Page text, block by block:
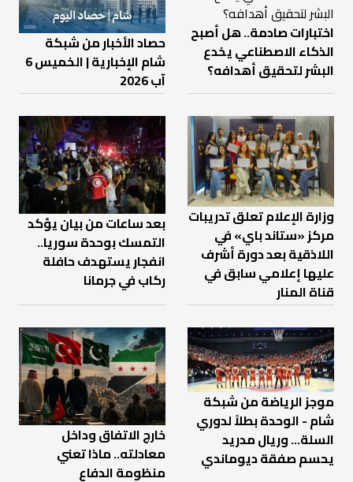
اختبارات صادمة.. هل أصبح
الذكاء الاصطناعي يخدع
البشر لتحقيق أهدافه؟
حصاد الأخبار من شبكة
شام الإخبارية | الخميس 6
آب 2026
وزارة الإعلام تعلق تدريبات
مركز «ستاند باي» في
اللاذقية بعد دورة أشرف
عليها إعلامي سابق في
قناة المنار
بعد ساعات من بيان يؤكد
التمسك بوحدة سوريا..
انفجار يستهدف حافلة
ركاب في جرمانا
موجز الرياضة من شبكة
شام - الوحدة بطلاً لدوري
السلة... وريال مدريد
يحسم صفقة ديوماندي
خارج الاتفاق وداخل
معادلته.. ماذا تعني
منظومة الدفاع